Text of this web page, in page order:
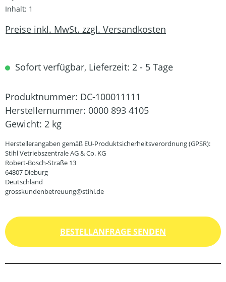
Inhalt: 1
Preise inkl. MwSt. zzgl. Versandkosten
Sofort verfügbar, Lieferzeit: 2 - 5 Tage
Produktnummer: DC-100011111
Herstellernummer: 0000 893 4105
Gewicht: 2 kg
Herstellerangaben gemäß EU-Produktsicherheitsverordnung (GPSR):
Stihl Vetriebszentrale AG & Co. KG
Robert-Bosch-Straße 13
64807 Dieburg
Deutschland
grosskundenbetreuung@stihl.de
BESTELLANFRAGE SENDEN